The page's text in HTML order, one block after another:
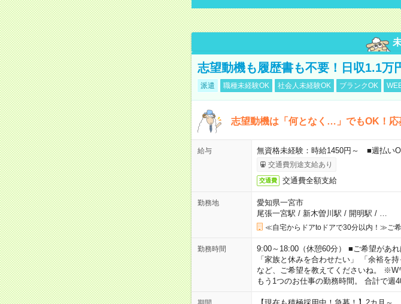
志望動機も履歴書も不要！日収1.1万
派遣 職種未経験OK 社会人未経験OK ブランクOK
志望動機は「何となく…」でもOK！応
給与 無資格未経験：時給1450円～ ■週払
交通費別途支給あり
交通費 交通費全額支給
勤務地
愛知県一宮市
尾張一宮駅 / 新木曽川駅 / 開明駅 /
≪自宅からドアtoドアで30分以内！≫ご希
勤務時間
9:00～18:00（休憩60分） ■ご希望があ
「家族と休みを合わせたい」 「余裕を
など、ご希望を教えてくださいね。 ※W
もう1つのお仕事の勤務時間。 合計で週